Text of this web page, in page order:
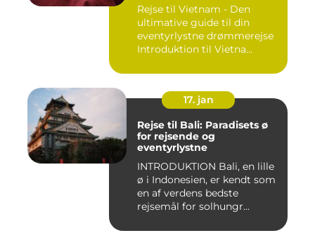
Rejse til Vietnam - Den
ultimative guide til din
eventyrlystne drømmerejse
Introduktion til Vietna...
17. jan
Rejse til Bali: Paradisets ø
for rejsende og
eventyrlystne
INTRODUKTION Bali, en lille
ø i Indonesien, er kendt som
en af verdens bedste
rejsemål for solhungr...